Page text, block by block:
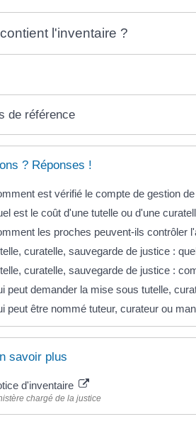
l'inventaire ?
de référence
? Réponses !
est vérifié le compte de gestion
est le coût d'une tutelle ou d'une
les proches peuvent-ils contrôler
curatelle, sauvegarde de justice :
curatelle, sauvegarde de justice :
peut demander la mise sous tutelle,
peut être nommé tuteur, curateur ou
savoir plus
d'inventaire
chargé de la justice